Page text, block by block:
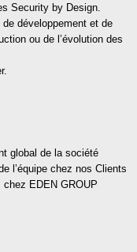
Security by Design.
développement et de
ou de l’évolution des
global de la société
l’équipe chez nos Clients
chez EDEN GROUP